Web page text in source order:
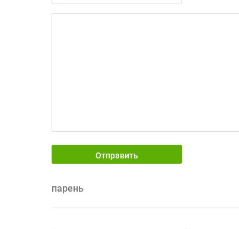
Отправить
парень